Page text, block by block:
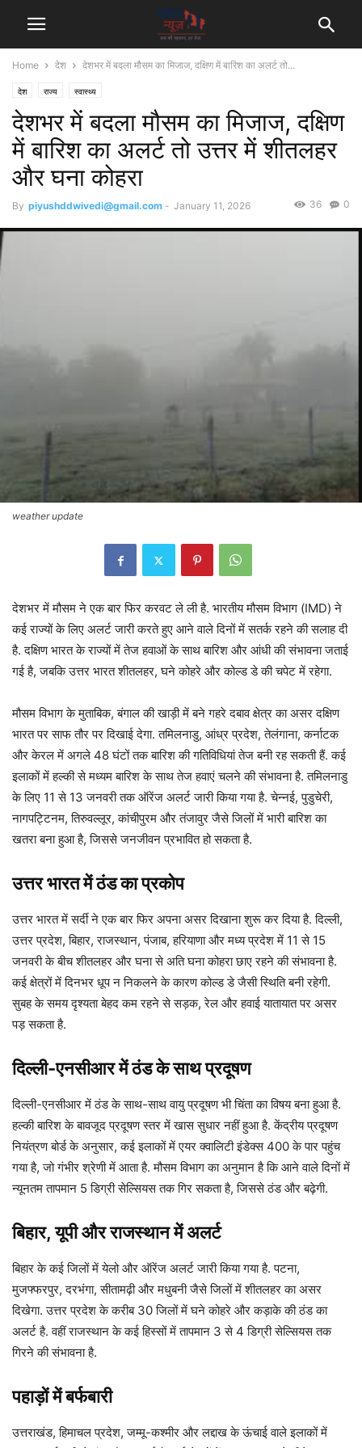
Home देश देशभर में बदला मौसम का मिजाज, दक्षिण में बारिश का अलर्ट तो...
देश राज्य स्वास्थ्य
देशभर में बदला मौसम का मिजाज, दक्षिण
में बारिश का अलर्ट तो उत्तर में शीतलहर
और घना कोहरा
By piyushddwivedi@gmail.com - January 11, 2026 0
36
weather update
देशभर में मौसम ने एक बार फिर करवट ले ली है. भारतीय मौसम विभाग (IMD) ने
कई राज्यों के लिए अलर्ट जारी करते हुए आने वाले दिनों में सतर्क रहने की सलाह दी
है. दक्षिण भारत के राज्यों में तेज हवाओं के साथ बारिश और आंधी की संभावना जताई
गई है, जबकि उत्तर भारत शीतलहर, घने कोहरे और कोल्ड डे की चपेट में रहेगा.
मौसम विभाग के मुताबिक, बंगाल की खाड़ी में बने गहरे दबाव क्षेत्र का असर दक्षिण
भारत पर साफ तौर पर दिखाई देगा. तमिलनाडु, आंध्र प्रदेश, तेलंगाना, कर्नाटक
और केरल में अगले 48 घंटों तक बारिश की गतिविधियां तेज बनी रह सकती हैं. कई
इलाकों में हल्की से मध्यम बारिश के साथ तेज हवाएं चलने की संभावना है. तमिलनाडु
के लिए 11 से 13 जनवरी तक ऑरेंज अलर्ट जारी किया गया है. चेन्नई, पुडुचेरी,
नागपट्टिनम, तिरुवल्लूर, कांचीपुरम और तंजावुर जैसे जिलों में भारी बारिश का
खतरा बना हुआ है, जिससे जनजीवन प्रभावित हो सकता है.
उत्तर भारत में ठंड का प्रकोप
उत्तर भारत में सर्दी ने एक बार फिर अपना असर दिखाना शुरू कर दिया है. दिल्ली,
उत्तर प्रदेश, बिहार, राजस्थान, पंजाब, हरियाणा और मध्य प्रदेश में 11 से 15
जनवरी के बीच शीतलहर और घना से अति घना कोहरा छाए रहने की संभावना है.
कई क्षेत्रों में दिनभर धूप न निकलने के कारण कोल्ड डे जैसी स्थिति बनी रहेगी.
सुबह के समय दृश्यता बेहद कम रहने से सड़क, रेल और हवाई यातायात पर असर
पड़ सकता है.
दिल्ली-एनसीआर में ठंड के साथ प्रदूषण
दिल्ली-एनसीआर में ठंड के साथ-साथ वायु प्रदूषण भी चिंता का विषय बना हुआ है.
हल्की बारिश के बावजूद प्रदूषण स्तर में खास सुधार नहीं हुआ है. केंद्रीय प्रदूषण
नियंत्रण बोर्ड के अनुसार, कई इलाकों में एयर क्वालिटी इंडेक्स 400 के पार पहुंच
गया है, जो गंभीर श्रेणी में आता है. मौसम विभाग का अनुमान है कि आने वाले दिनों में
न्यूनतम तापमान 5 डिग्री सेल्सियस तक गिर सकता है, जिससे ठंड और बढ़ेगी.
बिहार, यूपी और राजस्थान में अलर्ट
बिहार के कई जिलों में येलो और ऑरेंज अलर्ट जारी किया गया है. पटना,
मुजफ्फरपुर, दरभंगा, सीतामढ़ी और मधुबनी जैसे जिलों में शीतलहर का असर
दिखेगा. उत्तर प्रदेश के करीब 30 जिलों में घने कोहरे और कड़ाके की ठंड का
अलर्ट है. वहीं राजस्थान के कई हिस्सों में तापमान 3 से 4 डिग्री सेल्सियस तक
गिरने की संभावना है.
पहाड़ों में बर्फबारी
उत्तराखंड, हिमाचल प्रदेश, जम्मू-कश्मीर और लद्दाख के ऊंचाई वाले इलाकों में